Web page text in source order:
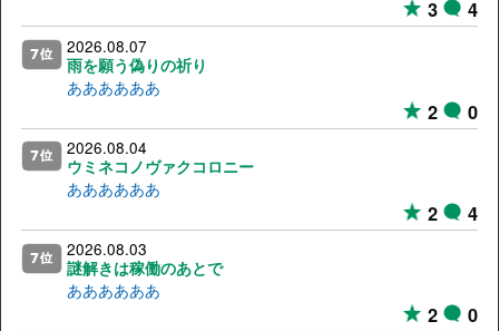
3 4
2026.08.07
雨を願う偽りの祈り
ああああああ
2 0
2026.08.04
ウミネコノヴァクコロニー
ああああああ
2 4
2026.08.03
謎解きは稼働のあとで
ああああああ
2 0